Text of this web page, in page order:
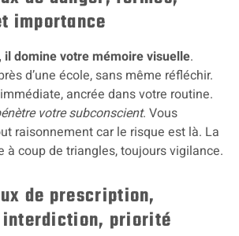
importance
il domine votre mémoire visuelle.
d’une école, sans même réfléchir.
ancrée dans votre routine.
votre subconscient. Vous
raisonnement car le risque est là. La
à coup de triangles, toujours vigilance.
de prescription,
priorité